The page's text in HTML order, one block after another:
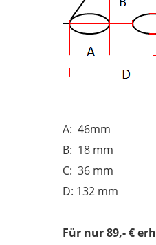
A: 46mm
B: 18 mm
C: 36 mm
D: 132 mm
Für nur 89,- €